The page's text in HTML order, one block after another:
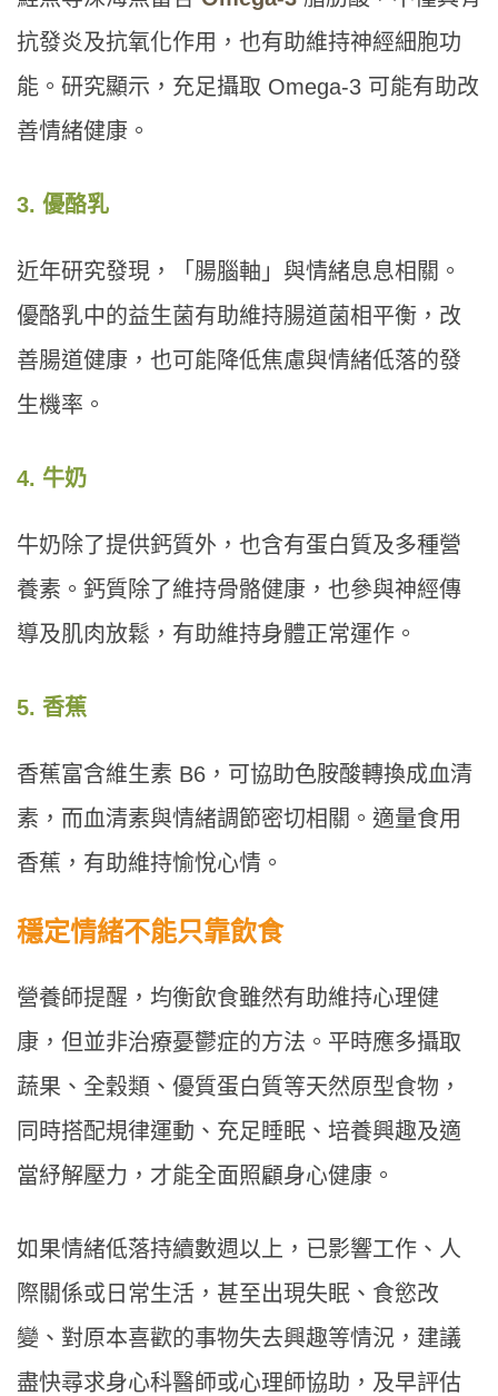
抗發炎及抗氧化作用，也有助維持神經細胞功
能。研究顯示，充足攝取 Omega-3 可能有助改
善情緒健康。
3. 優酪乳
近年研究發現，「腸腦軸」與情緒息息相關。
優酪乳中的益生菌有助維持腸道菌相平衡，改
善腸道健康，也可能降低焦慮與情緒低落的發
生機率。
4. 牛奶
牛奶除了提供鈣質外，也含有蛋白質及多種營
養素。鈣質除了維持骨骼健康，也參與神經傳
導及肌肉放鬆，有助維持身體正常運作。
5. 香蕉
香蕉富含維生素 B6，可協助色胺酸轉換成血清
素，而血清素與情緒調節密切相關。適量食用
香蕉，有助維持愉悅心情。
穩定情緒不能只靠飲食
營養師提醒，均衡飲食雖然有助維持心理健
康，但並非治療憂鬱症的方法。平時應多攝取
蔬果、全穀類、優質蛋白質等天然原型食物，
同時搭配規律運動、充足睡眠、培養興趣及適
當紓解壓力，才能全面照顧身心健康。
如果情緒低落持續數週以上，已影響工作、人
際關係或日常生活，甚至出現失眠、食慾改
變、對原本喜歡的事物失去興趣等情況，建議
盡快尋求身心科醫師或心理師協助，及早評估